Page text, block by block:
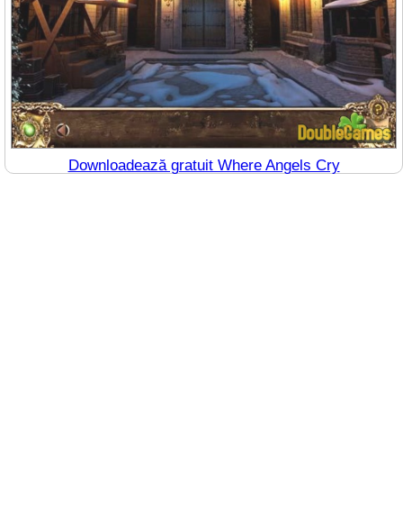
Downloadează gratuit Where Angels Cry